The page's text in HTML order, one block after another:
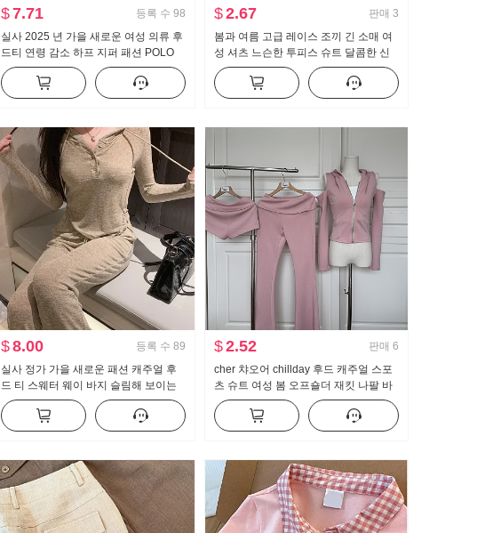
$7.71 등록 수 98
실사 2025 년 가을 새로운 여성 의류 후
드티 연령 감소 하프 지퍼 패션 POLO
칼라 캐주얼 다용도 슬림해 보이는
$2.67 판매 3
봄과 여름 고급 레이스 조끼 긴 소매 여
성 셔츠 느슨한 투피스 슈트 달콤한 신
선한
$8.00 등록 수 89
실사 정가 가을 새로운 패션 캐주얼 후
드 티 스웨터 웨이 바지 슬림해 보이는
세트 스포츠 슈트 여성 트렌디
$2.52 판매 6
cher 챠오어 chillday 후드 캐주얼 스포
츠 슈트 여성 봄 오프숄더 재킷 나팔 바
지 3종 세트